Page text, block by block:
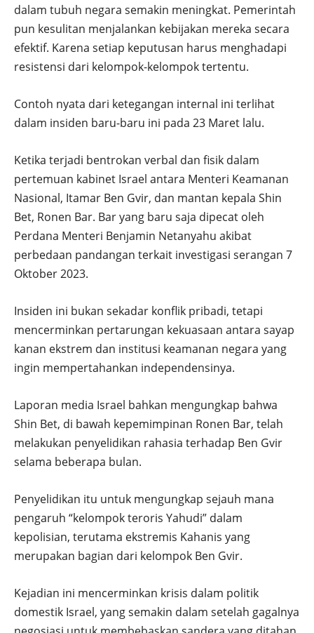
dalam tubuh negara semakin meningkat. Pemerintah
pun kesulitan menjalankan kebijakan mereka secara
efektif. Karena setiap keputusan harus menghadapi
resistensi dari kelompok-kelompok tertentu.
Contoh nyata dari ketegangan internal ini terlihat
dalam insiden baru-baru ini pada 23 Maret lalu.
Ketika terjadi bentrokan verbal dan fisik dalam
pertemuan kabinet Israel antara Menteri Keamanan
Nasional, Itamar Ben Gvir, dan mantan kepala Shin
Bet, Ronen Bar. Bar yang baru saja dipecat oleh
Perdana Menteri Benjamin Netanyahu akibat
perbedaan pandangan terkait investigasi serangan 7
Oktober 2023.
Insiden ini bukan sekadar konflik pribadi, tetapi
mencerminkan pertarungan kekuasaan antara sayap
kanan ekstrem dan institusi keamanan negara yang
ingin mempertahankan independensinya.
Laporan media Israel bahkan mengungkap bahwa
Shin Bet, di bawah kepemimpinan Ronen Bar, telah
melakukan penyelidikan rahasia terhadap Ben Gvir
selama beberapa bulan.
Penyelidikan itu untuk mengungkap sejauh mana
pengaruh “kelompok teroris Yahudi” dalam
kepolisian, terutama ekstremis Kahanis yang
merupakan bagian dari kelompok Ben Gvir.
Kejadian ini mencerminkan krisis dalam politik
domestik Israel, yang semakin dalam setelah gagalnya